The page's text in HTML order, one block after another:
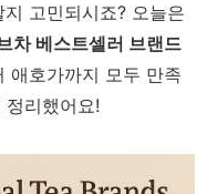
고민되시죠? 오늘은
차 베스트셀러 브랜드
애호가까지 모두 만족
리했어요!